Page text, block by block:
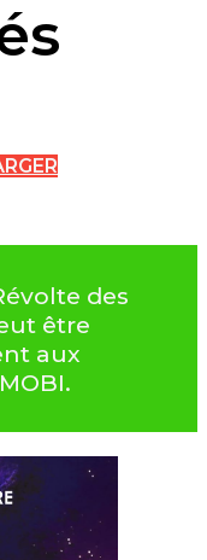
des
être
aux